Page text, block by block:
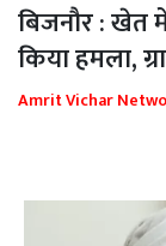
बिजनौर : खेत
किया हमला,
Amrit Vichar